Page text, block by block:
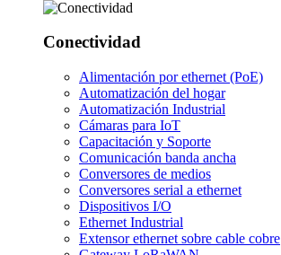
Conectividad
Alimentación por ethernet (PoE)
Automatización del hogar
Automatización Industrial
Cámaras para IoT
Capacitación y Soporte
Comunicación banda ancha
Conversores de medios
Conversores serial a ethernet
Dispositivos I/O
Ethernet Industrial
Extensor ethernet sobre cable cobre